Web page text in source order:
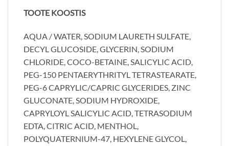
TOOTE KOOSTIS
AQUA / WATER, SODIUM LAURETH SULFATE,
DECYL GLUCOSIDE, GLYCERIN, SODIUM
CHLORIDE, COCO-BETAINE, SALICYLIC ACID,
PEG-150 PENTAERYTHRITYL TETRASTEARATE,
PEG-6 CAPRYLIC/CAPRIC GLYCERIDES, ZINC
GLUCONATE, SODIUM HYDROXIDE,
CAPRYLOYL SALICYLIC ACID, TETRASODIUM
EDTA, CITRIC ACID, MENTHOL,
POLYQUATERNIUM-47, HEXYLENE GLYCOL,